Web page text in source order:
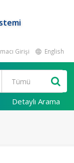
Girişi English
Detaylı Arama